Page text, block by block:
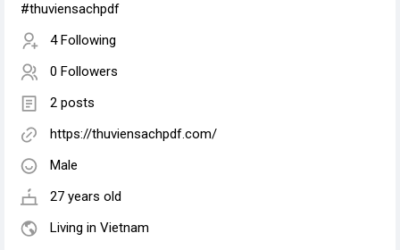
#thuviensachpdf
4 Following
0 Followers
2 posts
https://thuviensachpdf.com/
Male
27 years old
Living in Vietnam